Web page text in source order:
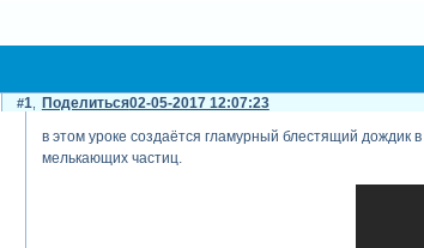
Поделиться
1 02-05-2017 12:07:23
в этом уроке создаётся гламурный блестящий дождик
мелькающих частиц.